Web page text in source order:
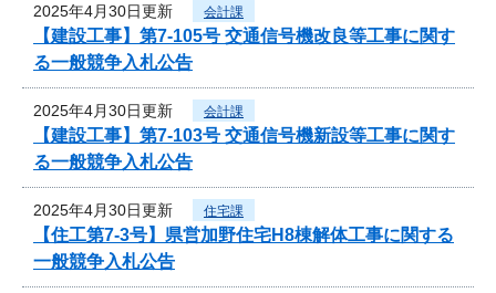
2025年4月30日更新 会計課
【建設工事】第7-105号 交通信号機改良等工事に関す
る一般競争入札公告
2025年4月30日更新 会計課
【建設工事】第7-103号 交通信号機新設等工事に関す
る一般競争入札公告
2025年4月30日更新 住宅課
【住工第7-3号】県営加野住宅H8棟解体工事に関する
一般競争入札公告